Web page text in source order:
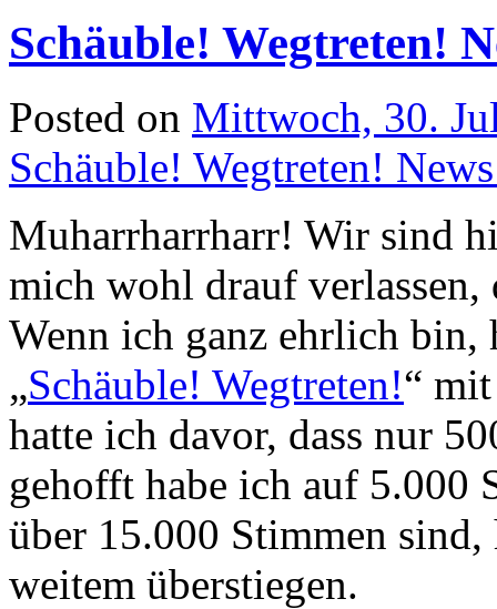
Schäuble! Wegtreten!
Posted on Mittwoch, 30.
Schäuble! Wegtreten!
Muharrharrharr! Wir sind
mich wohl drauf verlassen,
Wenn ich ganz ehrlich
„Schäuble! Wegtreten!“
hatte ich davor, dass nur
gehofft habe ich auf 5.000
über 15.000 Stimmen
weitem überstiegen.